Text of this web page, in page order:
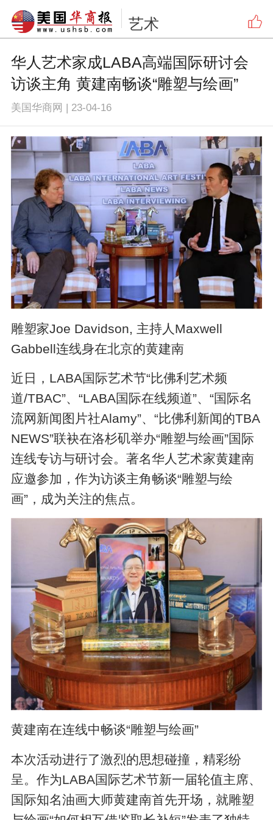
艺术
华人艺术家成LABA高端国际研讨会
访谈主角 黄建南畅谈“雕塑与绘画”
美国华商网 | 23-04-16
雕塑家Joe Davidson, 主持人Maxwell
Gabbell连线身在北京的黄建南
近日，LABA国际艺术节“比佛利艺术频
道/TBAC”、“LABA国际在线频道”、“国际名
流网新闻图片社Alamy”、“比佛利新闻的TBA
NEWS”联袂在洛杉矶举办“雕塑与绘画”国际
连线专访与研讨会。著名华人艺术家黄建南
应邀参加，作为访谈主角畅谈“雕塑与绘
画”，成为关注的焦点。
黄建南在连线中畅谈“雕塑与绘画”
本次活动进行了激烈的思想碰撞，精彩纷
呈。作为LABA国际艺术节新一届轮值主席、
国际知名油画大师黄建南首先开场，就雕塑